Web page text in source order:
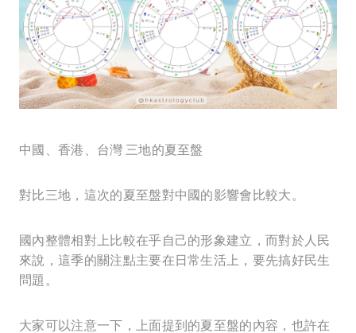
中國、香港、台灣 三地的夏至盤
對比三地，這次的夏至盤對中國的影響會比較大。
國內整體相對上比較在乎自己的形象建立，而對於人民
來說，這季的關注點主要在日常生活上，要先搞好民生
問題。
大家可以注意一下，上面提到的夏至盤的內容，也許在